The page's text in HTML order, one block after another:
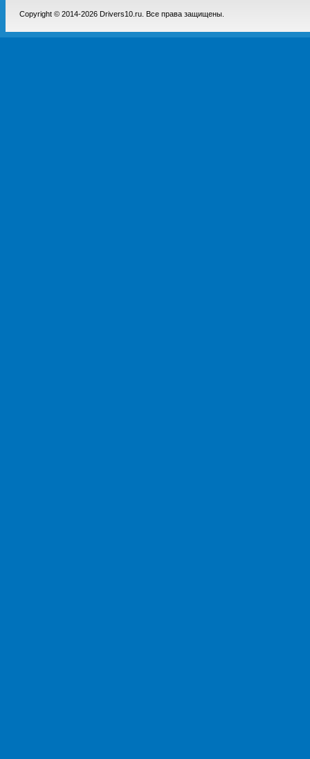
Copyright © 2014-2026 Drivers10.ru. Все права защищены.